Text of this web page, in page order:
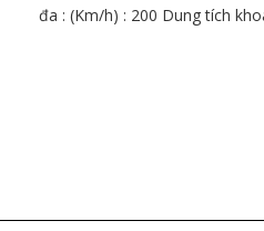
đa : (Km/h) : 200 Dung tích